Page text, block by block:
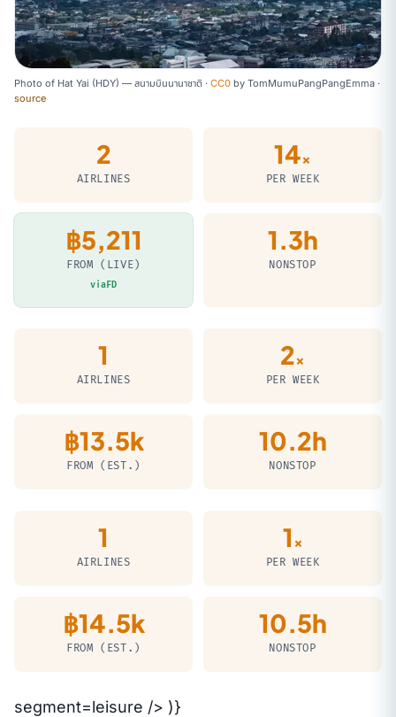
Photo of Hat Yai (HDY) — สนามบินนานาชาติ · CC0 by TomMumuPangPangEmma ·
source
2
AIRLINES
14×
PER WEEK
฿5,211
FROM (LIVE)
viaFD
1.3h
NONSTOP
1
AIRLINES
2×
PER WEEK
฿13.5k
FROM (EST.)
10.2h
NONSTOP
1
AIRLINES
1×
PER WEEK
฿14.5k
FROM (EST.)
10.5h
NONSTOP
segment=leisure /> )}